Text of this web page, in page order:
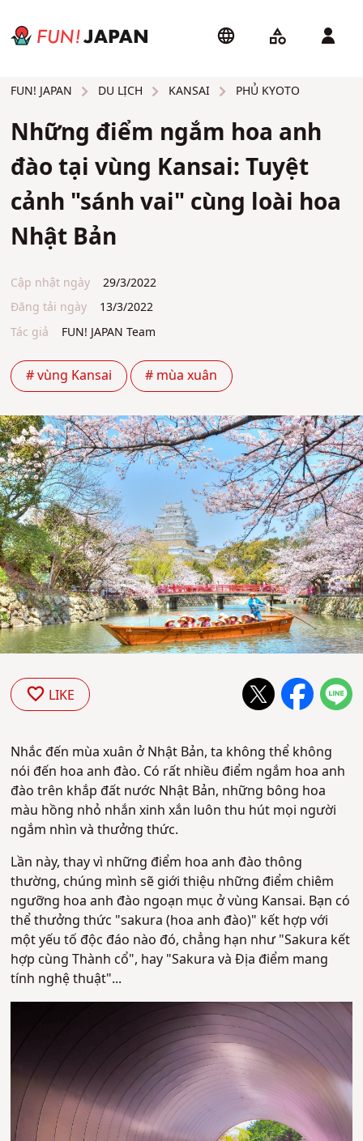
FUN! JAPAN DU LỊCH KANSAI PHỦ KYOTO
Những điểm ngắm hoa anh
đào tại vùng Kansai: Tuyệt
cảnh "sánh vai" cùng loài hoa
Nhật Bản
Cập nhật ngày
29/3/2022
Đăng tải ngày
13/3/2022
Tác giả
FUN! JAPAN Team
# vùng Kansai # mùa xuân
LIKE
Nhắc đến mùa xuân ở Nhật Bản, ta không thể không
nói đến hoa anh đào. Có rất nhiều điểm ngắm hoa anh
đào trên khắp đất nước Nhật Bản, những bông hoa
màu hồng nhỏ nhắn xinh xắn luôn thu hút mọi người
ngắm nhìn và thưởng thức.
Lần này, thay vì những điểm hoa anh đào thông
thường, chúng mình sẽ giới thiệu những điểm chiêm
ngưỡng hoa anh đào ngoạn mục ở vùng Kansai. Bạn có
thể thưởng thức "sakura (hoa anh đào)" kết hợp với
một yếu tố độc đáo nào đó, chẳng hạn như "Sakura kết
hợp cùng Thành cổ", hay "Sakura và Địa điểm mang
tính nghệ thuật"...